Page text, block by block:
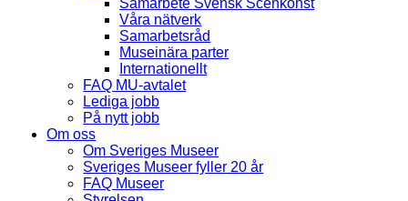
Samarbete Svensk Scenkonst
Våra nätverk
Samarbetsråd
Museinära parter
Internationellt
FAQ MU-avtalet
Lediga jobb
På nytt jobb
Om oss
Om Sveriges Museer
Sveriges Museer fyller 20 år
FAQ Museer